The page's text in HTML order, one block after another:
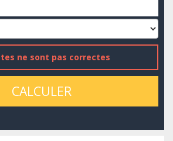
ne sont pas correctes
CALCULER